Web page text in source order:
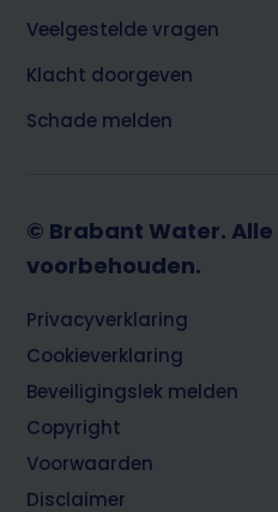
Veelgestelde vragen
Klacht doorgeven
Schade melden
© Brabant Water.
voorbehouden.
Footer
Privacyverklaring
Cookieverklaring
Beveiligingslek melden
Copyright
Voorwaarden
Disclaimer